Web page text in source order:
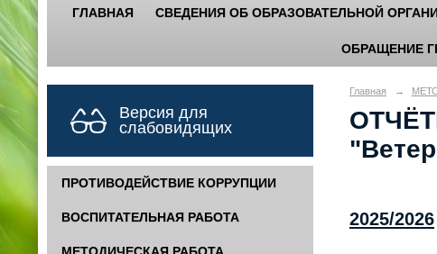
ГЛАВНАЯ СВЕДЕНИЯ ОБ ОБРАЗОВАТЕЛЬНОЙ
ОБРАЩЕНИЕ
Версия для
слабовидящих
ПРОТИВОДЕЙСТВИЕ КОРРУПЦИИ
ВОСПИТАТЕЛЬНАЯ РАБОТА
МЕТОДИЧЕСКАЯ РАБОТА
Главная →
2025/2026